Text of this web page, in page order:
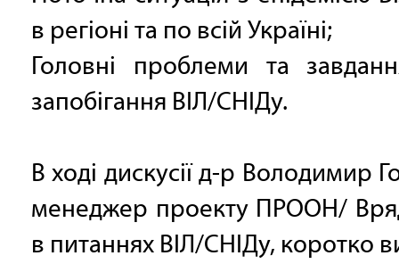
в регіоні та по всій Україні;
Головні проблеми та
запобігання ВІЛ/СНІДу.
В ході дискусії д-р Володимир
менеджер проекту ПРООН/
в питаннях ВІЛ/СНІДу, коротко